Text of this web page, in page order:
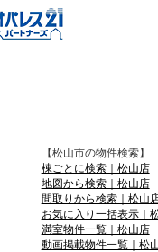
【松山市の物件検索】
棟ごとに検索｜松山店
地図から検索｜松山店
間取りから検索｜松山
お気に入り一括表示｜
満室物件一覧｜松山店
動画掲載物件一覧｜松